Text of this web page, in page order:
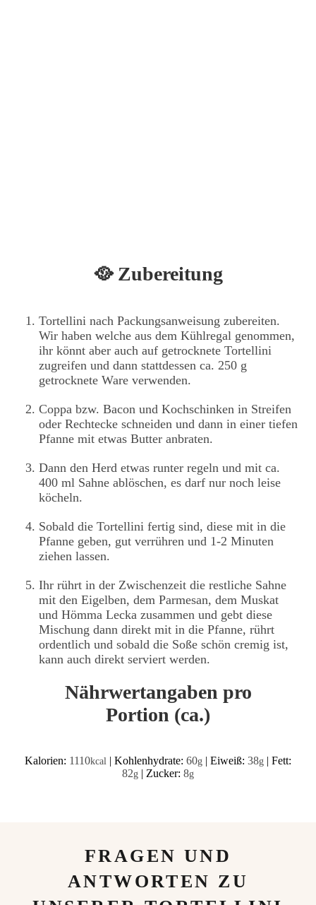
🥘 Zubereitung
Tortellini nach Packungsanweisung zubereiten.
Wir haben welche aus dem Kühlregal genommen,
ihr könnt aber auch auf getrocknete Tortellini
zugreifen und dann stattdessen ca. 250 g
getrocknete Ware verwenden.
Coppa bzw. Bacon und Kochschinken in Streifen
oder Rechtecke schneiden und dann in einer tiefen
Pfanne mit etwas Butter anbraten.
Dann den Herd etwas runter regeln und mit ca.
400 ml Sahne ablöschen, es darf nur noch leise
köcheln.
Sobald die Tortellini fertig sind, diese mit in die
Pfanne geben, gut verrühren und 1-2 Minuten
ziehen lassen.
Ihr rührt in der Zwischenzeit die restliche Sahne
mit den Eigelben, dem Parmesan, dem Muskat
und Hömma Lecka zusammen und gebt diese
Mischung dann direkt mit in die Pfanne, rührt
ordentlich und sobald die Soße schön cremig ist,
kann auch direkt serviert werden.
Nährwertangaben pro
Portion (ca.)
Kalorien: 1110kcal | Kohlenhydrate: 60g | Eiweiß: 38g | Fett:
82g | Zucker: 8g
FRAGEN UND
ANTWORTEN ZU